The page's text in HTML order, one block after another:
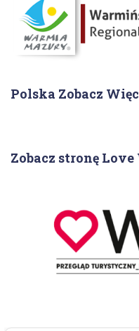
Polska Zobacz
Zobacz stronę Love